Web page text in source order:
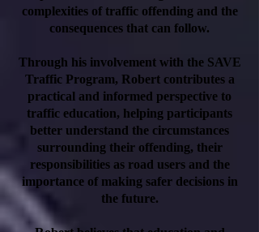
complexities of traffic offending and the
consequences that can follow.
Through his involvement with the SAVE
Traffic Program, Robert contributes a
practical and informed perspective to
traffic education, helping participants
better understand the circumstances
surrounding their offending, their
responsibilities as road users and the
importance of making safer decisions in
the future.